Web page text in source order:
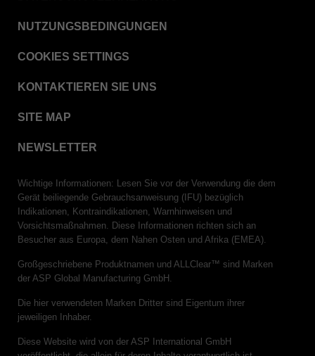
NUTZUNGSBEDINGUNGEN
COOKIES SETTINGS
KONTAKTIEREN SIE UNS
SITE MAP
NEWSLETTER
Wichtige Informationen: Lesen Sie vor der Verwendung die dem
Gerät beiliegende Gebrauchsanweisung (IFU) bezüglich
Indikationen, Kontraindikationen, Warnhinweisen und
Vorsichtsmaßnahmen. Diese Informationen richten sich an
Besucher aus Europa, dem Nahen Osten und Afrika (EMEA).
Großgeschriebene Produktnamen und ALLClear™ sind Marken
der ASP Global Manufacturing GmbH.
Die hier verwendeten Marken Dritter sind Eigentum ihrer
jeweiligen Inhaber.
Diese Website wird von der ASP International GmbH